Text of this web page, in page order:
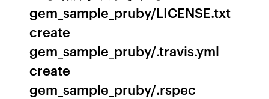
gem_sample_pruby/LICENSE.txt
create
gem_sample_pruby/.travis.yml
create
gem_sample_pruby/.rspec